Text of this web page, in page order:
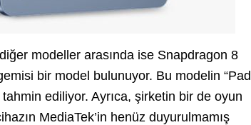
modeller arasında ise Snapdragon 8
bir model bulunuyor. Bu modelin “Pad
ediliyor. Ayrıca, şirketin bir de oyun
MediaTek’in henüz duyurulmamış